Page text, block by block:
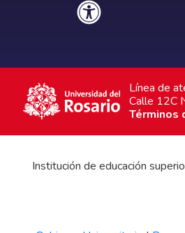
Línea de
Calle 12C
Términos
Institución de educación